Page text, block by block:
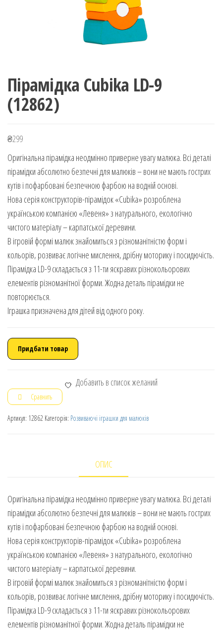
Пірамідка Cubika LD-9
(12862)
₴299
Оригінальна пірамідка неодмінно приверне увагу малюка. Всі деталі
пірамідки абсолютно безпечні для малюків – вони не мають гострих
кутів і пофарбовані безпечною фарбою на водній основі.
Нова серія конструкторів-пірамідок «Cubika» розроблена
українською компанією «Левеня» з натурального, екологічно
чистого матеріалу – карпатської деревини.
В ігровій формі малюк знайомиться з різноманітністю форм і
кольорів, розвиває логічне мислення, дрібну моторику і посидючість.
Пірамідка LD-9 складається з 11-ти яскравих різнокольорових
елементів різноманітної форми. Жодна деталь пірамідки не
повторюється.
Іграшка призначена для дітей від одного року.
Придбати товар
Добавить в список желаний
Сравнить
Артикул: 12862 Категорія: Розвиваючі іграшки для малюків
ОПИС
Оригінальна пірамідка неодмінно приверне увагу малюка. Всі деталі
пірамідки абсолютно безпечні для малюків – вони не мають гострих
кутів і пофарбовані безпечною фарбою на водній основі.
Нова серія конструкторів-пірамідок «Cubika» розроблена
українською компанією «Левеня» з натурального, екологічно
чистого матеріалу – карпатської деревини.
В ігровій формі малюк знайомиться з різноманітністю форм і
кольорів, розвиває логічне мислення, дрібну моторику і посидючість.
Пірамідка LD-9 складається з 11-ти яскравих різнокольорових
елементів різноманітної форми. Жодна деталь пірамідки не